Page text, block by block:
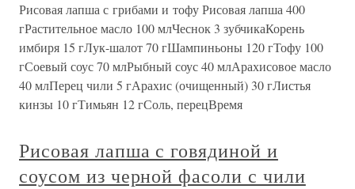
Рисовая лапша с грибами и тофу Рисовая лапша 400
гРастительное масло 100 млЧеснок 3 зубчикаКорень
имбиря 15 гЛук-шалот 70 гШампиньоны 120 гТофу 100
гСоевый соус 70 млРыбный соус 40 млАрахисовое масло
40 млПерец чили 5 гАрахис (очищенный) 30 гЛистья
кинзы 10 гТимьян 12 гСоль, перецВремя
Рисовая лапша с говядиной и
соусом из черной фасоли с чили